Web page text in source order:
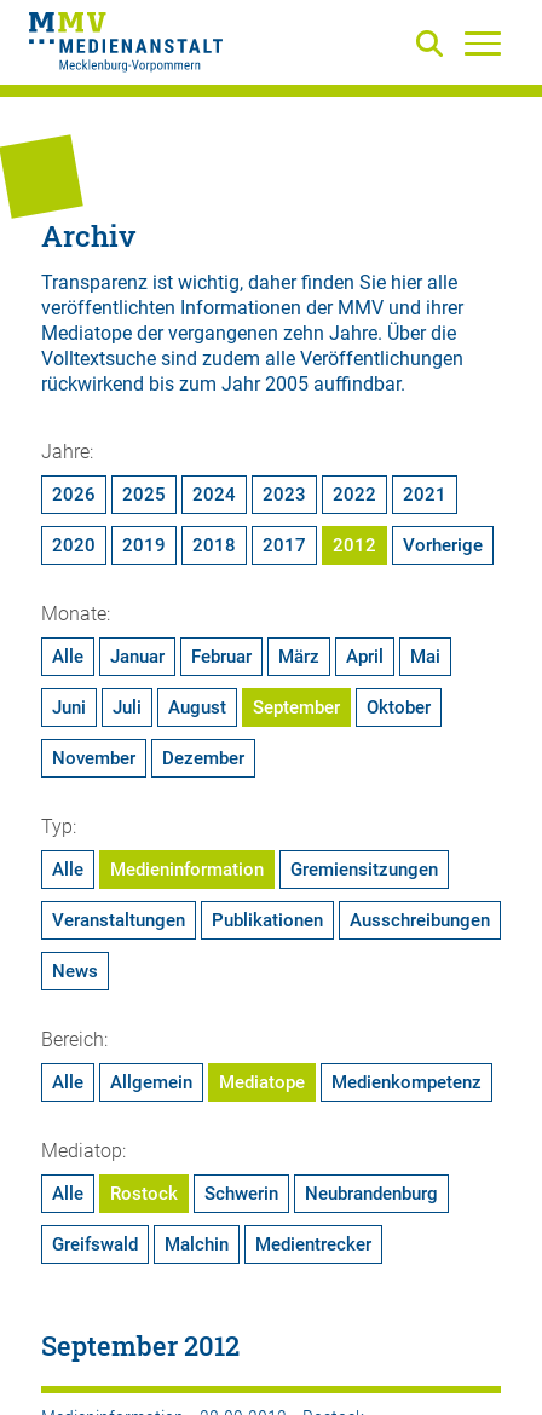
Archiv
Transparenz ist wichtig, daher finden Sie hier alle
veröffentlichten Informationen der MMV und ihrer
Mediatope der vergangenen zehn Jahre. Über die
Volltextsuchesind zudem alle Veröffentlichungen
rückwirkend bis zum Jahr 2005 auffindbar.
Jahre:
2026 2025 2024 2023 2022 2021
2020 2019 2018 2017 2012 Vorherige
Monate:
Alle Januar Februar März April Mai
Juni Juli August September Oktober
November Dezember
Typ:
Alle Medieninformation Gremiensitzungen
Veranstaltungen Publikationen Ausschreibungen
News
Bereich:
Alle Allgemein Mediatope Medienkompetenz
Mediatop:
Alle Rostock Schwerin Neubrandenburg
Greifswald Malchin Medientrecker
September 2012